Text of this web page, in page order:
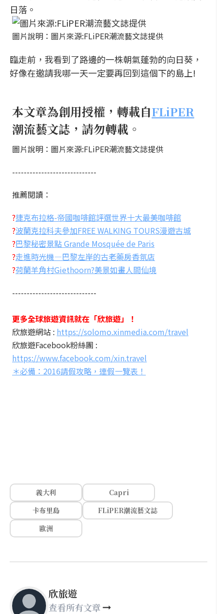
日落。
圖片說明：圖片來源:FLiPER潮流藝文誌提供
臨走前，我看到了路邊的一株朝氣蓬勃的向日葵，
好像在邀請我哪一天一定要再回到這個下的島上!
本文章為創用授權，轉載自FLiPER
潮流藝文誌，請勿轉載。
圖片說明：圖片來源:FLiPER潮流藝文誌提供
-----------------------------
推薦閱讀：
?捷克布拉格-帝國咖啡館評選世界十大最美咖啡館
?波蘭克拉科夫參加FREE WALKING TOURS漫遊古城
?巴黎秘密景點 Grande Mosquée de Paris
?走進時光機—巴黎左岸的古老藥房香氛店
?荷蘭羊角村Giethoorn?美景如畫人間仙境
-----------------------------
更多全球旅遊資訊就在「欣旅遊」！
欣旅遊網站 : https://solomo.xinmedia.com/travel
欣旅遊Facebook粉絲團 :
https://www.facebook.com/xin.travel
＊必備： 2016請假攻略，連假一覽表！
義大利
Capri
卡布里島
FLiPER潮流藝文誌
歐洲
欣旅遊
查看所有文章